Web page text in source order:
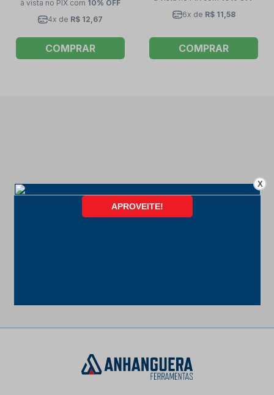
à vista no PIX com 10% OFF
4x de R$ 12,67
COMPRAR
6x de R$ 11,58
COMPRAR
FORMAS DE PAGAMENTO
X